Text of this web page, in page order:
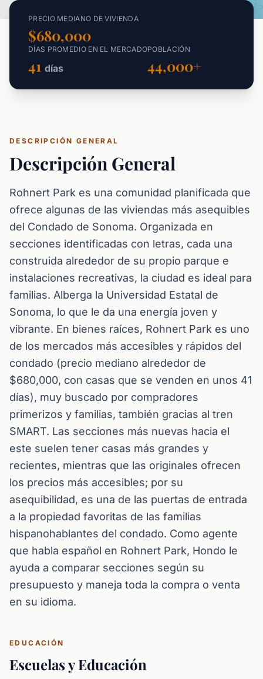
PRECIO MEDIANO DE VIVIENDA
$680,000
DÍAS PROMEDIO EN EL MERCADO
41 días
POBLACIÓN
44,000+
DESCRIPCIÓN GENERAL
Descripción General
Rohnert Park es una comunidad planificada que
ofrece algunas de las viviendas más asequibles
del Condado de Sonoma. Organizada en
secciones identificadas con letras, cada una
construida alrededor de su propio parque e
instalaciones recreativas, la ciudad es ideal para
familias. Alberga la Universidad Estatal de
Sonoma, lo que le da una energía joven y
vibrante. En bienes raíces, Rohnert Park es uno
de los mercados más accesibles y rápidos del
condado (precio mediano alrededor de
$680,000, con casas que se venden en unos 41
días), muy buscado por compradores
primerizos y familias, también gracias al tren
SMART. Las secciones más nuevas hacia el
este suelen tener casas más grandes y
recientes, mientras que las originales ofrecen
los precios más accesibles; por su
asequibilidad, es una de las puertas de entrada
a la propiedad favoritas de las familias
hispanohablantes del condado. Como agente
que habla español en Rohnert Park, Hondo le
ayuda a comparar secciones según su
presupuesto y maneja toda la compra o venta
en su idioma.
EDUCACIÓN
Escuelas y Educación